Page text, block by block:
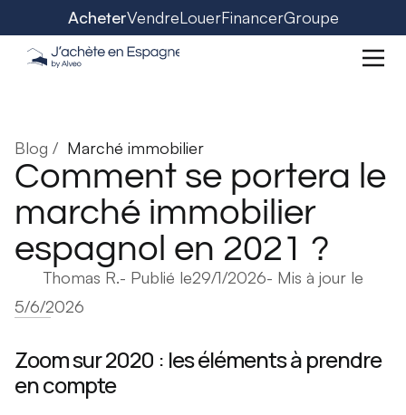
AcheterVendreLouerFinancerGroupe
Blog / Marché immobilier
Comment se portera le
marché immobilier
espagnol en 2021 ?
Thomas R.- Publié le29/1/2026- Mis à jour le
5/6/2026
Zoom sur 2020 : les éléments à prendre
en compte